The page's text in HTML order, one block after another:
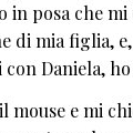
posa che mi
di mia figlia,
con Daniela,
mouse e mi